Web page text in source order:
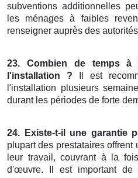
subventions additionnelles
les ménages à faibles
renseigner auprès des
23. Combien de temps à
l'installation ? Il est
l'installation plusieurs
durant les périodes de forte
24. Existe-t-il une garantie
plupart des prestataires
leur travail, couvrant à la
d'œuvre. Il est important de